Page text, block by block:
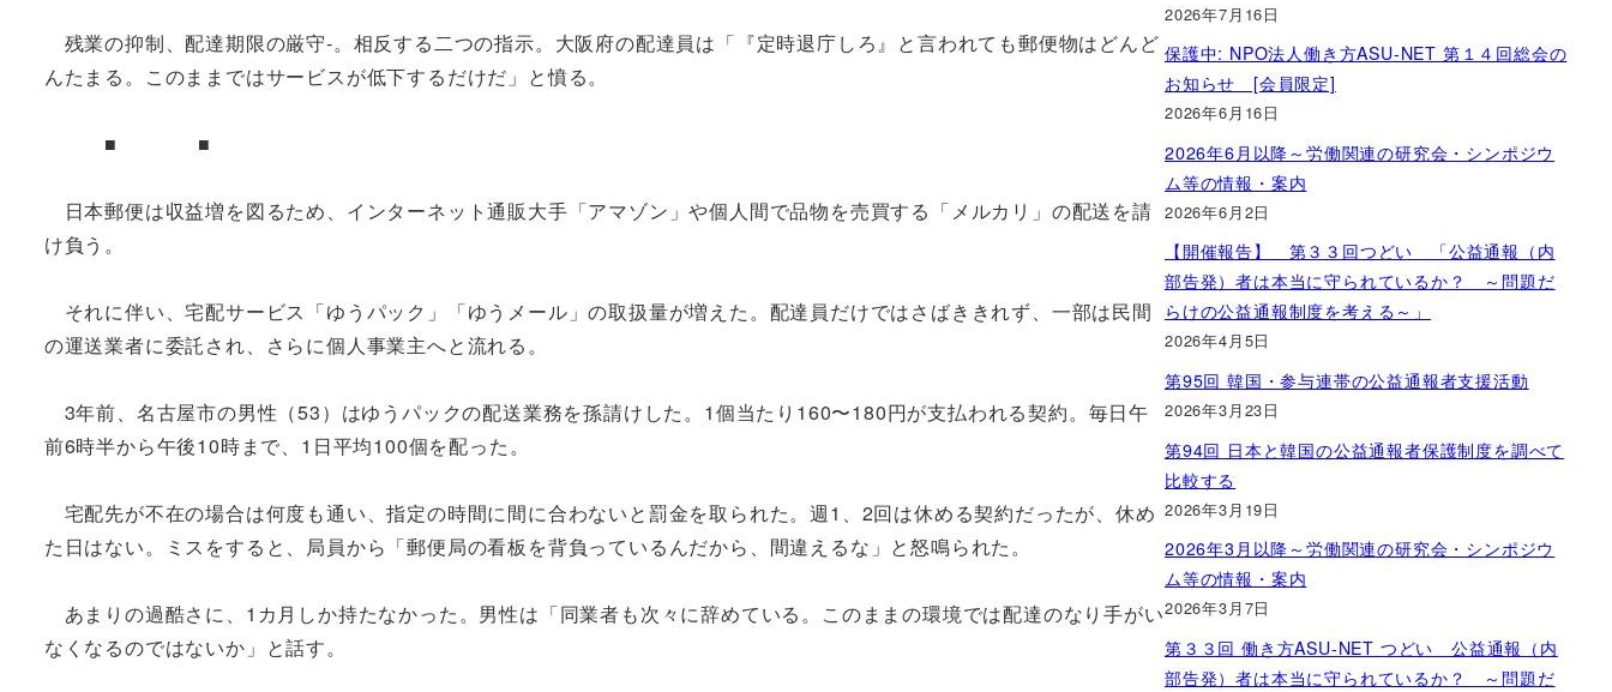
残業の抑制、配達期限の厳守‐。相反する二つの指示。大阪府の配達員は「『定時退庁しろ』と言われても郵便物はどんど
んたまる。このままではサービスが低下するだけだ」と憤る。
■ ■
日本郵便は収益増を図るため、インターネット通販大手「アマゾン」や個人間で品物を売買する「メルカリ」の配送を請
け負う。
それに伴い、宅配サービス「ゆうパック」「ゆうメール」の取扱量が増えた。配達員だけではさばききれず、一部は民間
の運送業者に委託され、さらに個人事業主へと流れる。
3年前、名古屋市の男性（53）はゆうパックの配送業務を孫請けした。1個当たり160〜180円が支払われる契約。毎日午
前6時半から午後10時まで、1日平均100個を配った。
宅配先が不在の場合は何度も通い、指定の時間に間に合わないと罰金を取られた。週1、2回は休める契約だったが、休め
た日はない。ミスをすると、局員から「郵便局の看板を背負っているんだから、間違えるな」と怒鳴られた。
あまりの過酷さに、1カ月しか持たなかった。男性は「同業者も次々に辞めている。このままの環境では配達のなり手がい
なくなるのではないか」と話す。
2026年7月16日
保護中: NPO法人働き方ASU-NET 第１４回総会の
お知らせ [会員限定]
2026年6月16日
2026年6月以降～労働関連の研究会・シンポジウ
ム等の情報・案内
2026年6月2日
【開催報告】 第３３回つどい 「公益通報（内
部告発）者は本当に守られているか？ ～問題だ
らけの公益通報制度を考える～」
2026年4月5日
第95回 韓国・参与連帯の公益通報者支援活動
2026年3月23日
第94回 日本と韓国の公益通報者保護制度を調べて
比較する
2026年3月19日
2026年3月以降～労働関連の研究会・シンポジウ
ム等の情報・案内
2026年3月7日
第３３回 働き方ASU-NET つどい 公益通報（内
部告発）者は本当に守られているか？ ～問題だ